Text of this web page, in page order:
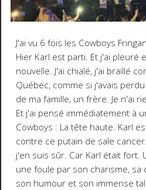
J'ai vu 6 fois les Cowboys
Hier Karl est parti. Et j'ai pleuré
nouvelle. J'ai chialé, j'ai braillé
Québec, comme si j'avais
de ma famille, un frère. Je n'ai
Et j'ai pensé immédiatement à
Cowboys : La tête haute. Karl
contre ce putain de sale
j'en suis sûr. Car Karl était fort.
une foule par son charisme, sa
son humour et son immense